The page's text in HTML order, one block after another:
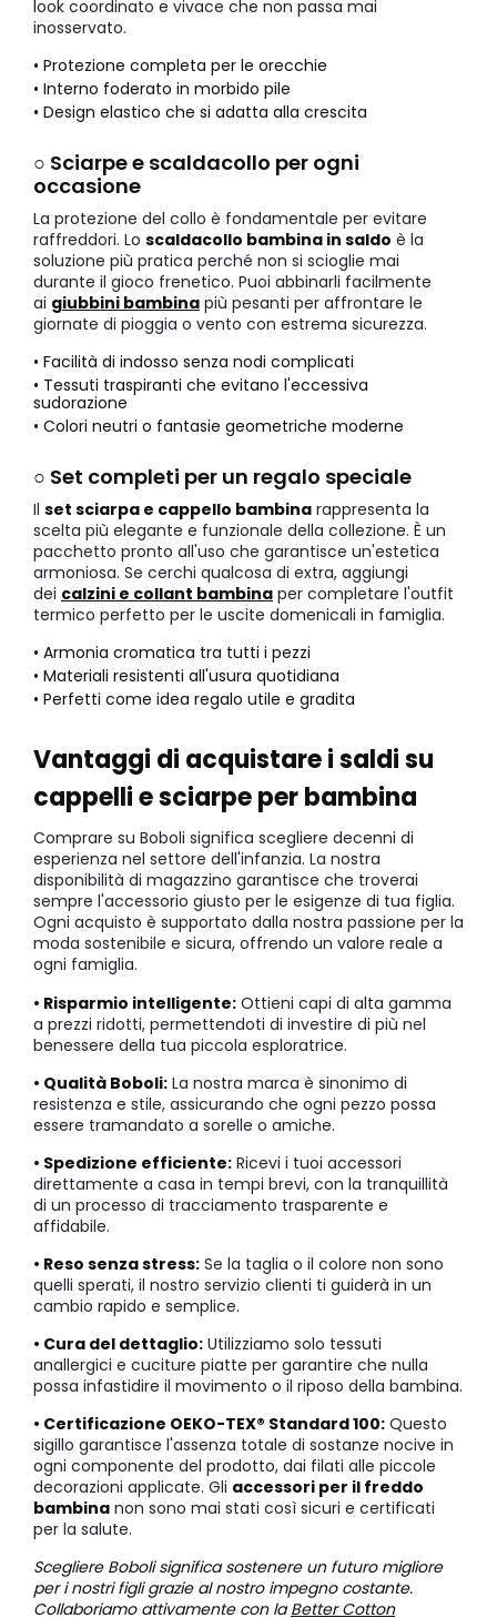
look coordinato e vivace che non passa mai
inosservato.
• Protezione completa per le orecchie
• Interno foderato in morbido pile
• Design elastico che si adatta alla crescita
○ Sciarpe e scaldacollo per ogni
occasione
La protezione del collo è fondamentale per evitare
raffreddori. Lo scaldacollo bambina in saldo è la
soluzione più pratica perché non si scioglie mai
durante il gioco frenetico. Puoi abbinarli facilmente
ai giubbini bambina più pesanti per affrontare le
giornate di pioggia o vento con estrema sicurezza.
• Facilità di indosso senza nodi complicati
• Tessuti traspiranti che evitano l'eccessiva
sudorazione
• Colori neutri o fantasie geometriche moderne
○ Set completi per un regalo speciale
Il set sciarpa e cappello bambina rappresenta la
scelta più elegante e funzionale della collezione. È un
pacchetto pronto all'uso che garantisce un'estetica
armoniosa. Se cerchi qualcosa di extra, aggiungi
dei calzini e collant bambina per completare l'outfit
termico perfetto per le uscite domenicali in famiglia.
• Armonia cromatica tra tutti i pezzi
• Materiali resistenti all'usura quotidiana
• Perfetti come idea regalo utile e gradita
Vantaggi di acquistare i saldi su
cappelli e sciarpe per bambina
Comprare su Boboli significa scegliere decenni di
esperienza nel settore dell'infanzia. La nostra
disponibilità di magazzino garantisce che troverai
sempre l'accessorio giusto per le esigenze di tua figlia.
Ogni acquisto è supportato dalla nostra passione per la
moda sostenibile e sicura, offrendo un valore reale a
ogni famiglia.
• Risparmio intelligente: Ottieni capi di alta gamma
a prezzi ridotti, permettendoti di investire di più nel
benessere della tua piccola esploratrice.
• Qualità Boboli: La nostra marca è sinonimo di
resistenza e stile, assicurando che ogni pezzo possa
essere tramandato a sorelle o amiche.
• Spedizione efficiente: Ricevi i tuoi accessori
direttamente a casa in tempi brevi, con la tranquillità
di un processo di tracciamento trasparente e
affidabile.
• Reso senza stress: Se la taglia o il colore non sono
quelli sperati, il nostro servizio clienti ti guiderà in un
cambio rapido e semplice.
• Cura del dettaglio: Utilizziamo solo tessuti
anallergici e cuciture piatte per garantire che nulla
possa infastidire il movimento o il riposo della bambina.
• Certificazione OEKO-TEX® Standard 100: Questo
sigillo garantisce l'assenza totale di sostanze nocive in
ogni componente del prodotto, dai filati alle piccole
decorazioni applicate. Gli accessori per il freddo
bambina non sono mai stati così sicuri e certificati
per la salute.
Scegliere Boboli significa sostenere un futuro migliore
per i nostri figli grazie al nostro impegno costante.
Collaboriamo attivamente con laBetter Cotton